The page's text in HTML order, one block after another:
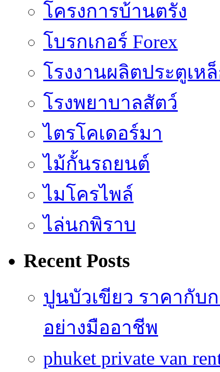
โครงการบ้านตรัง
โบรกเกอร์ Forex
โรงงานผลิตประตูเห
โรงพยาบาลสัตว์
ไตรโคเดอร์มา
ไม้กั้นรถยนต์
ไมโครไพล์
ไล่นกพิราบ
Recent Posts
ปูนบัวเขียว ราคากับ
อย่างมืออาชีพ
phuket private van